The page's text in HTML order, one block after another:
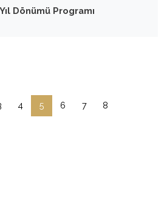
Dönümü Programı
4 5 6 7 8